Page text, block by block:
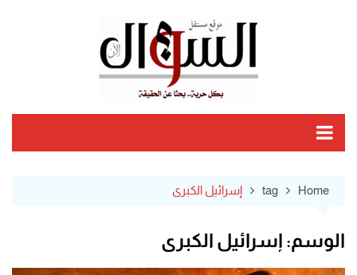
Home
tag إسرائيل الكبرى
الوسم: إسرائيل الكبرى